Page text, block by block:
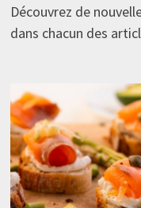
Découvrez de
dans chacun des